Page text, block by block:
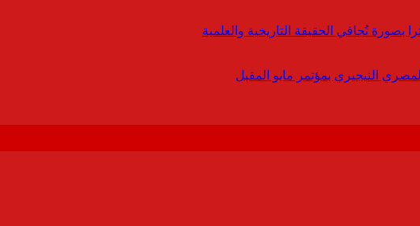
تُجافي الحقيقة التاريخية والعلمية
النيجيري بمؤتمر مايو المقبل